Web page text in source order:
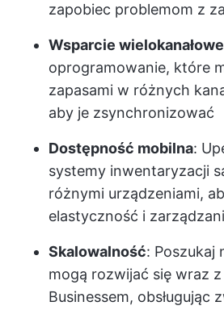
zapobiec problemom z
Wsparcie wielokanałowe
oprogramowanie, które
zapasami w różnych
aby je zsynchronizować
Dostępność mobilna:
systemy inwentaryzacji
różnymi urządzeniami,
elastyczność i
Skalowalność: Poszukaj
mogą rozwijać się wraz
Businessem, obsługując